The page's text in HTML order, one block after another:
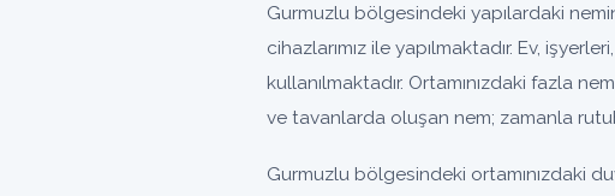
Gurmuzlu bölgesindeki yapılardaki
cihazlarımız ile yapılmaktadır. Ev,
kullanılmaktadır. Ortamınızdaki fazla
ve tavanlarda oluşan nem; zamanla
Gurmuzlu bölgesindeki ortamınızdaki